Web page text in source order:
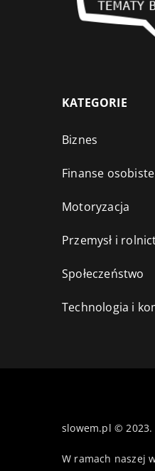
KATEGORIE
Biznes
Finanse osobiste
Motoryzacja
Przemysł i
Społeczeństwo
Technologia i
slowem.pl © 2023.
W ramach naszej